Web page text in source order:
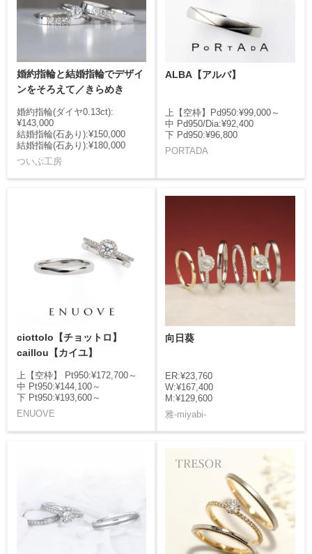
婚約指輪と結婚指輪でデザイ
ンをそろえて／きらめき
婚約指輪(ダイヤ0.13ct):
¥143,000
結婚指輪(石あり):¥150,000
結婚指輪(石あり):¥180,000
ついぶ工房
ALBA【アルバ】
上【空枠】Pd950:¥99,000～
中 Pd950/Dia:¥92,400
下 Pd950:¥96,800
PORTADA
ciottolo【チョットロ】
caillou【カイユ】
上【空枠】 Pt950:¥172,700～
中 Pt950:¥144,100～
下 Pt950:¥193,600～
ENUOVE
向日葵
ER:¥23,760
W:¥167,400
M:¥129,600
雅-miyabi-